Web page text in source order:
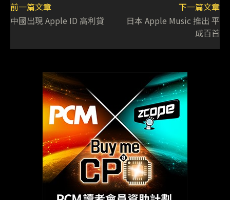
前一篇文章
中國出現 Apple ID 高利貸
下一篇文章
日本 Apple Music 推出 平
成百首